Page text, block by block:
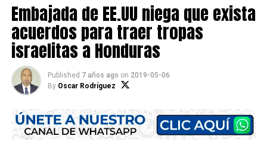
Embajada de EE.UU niega que exista
acuerdos para traer tropas
israelitas a Honduras
Published 7 años ago on 2019-05-06
By Oscar Rodríguez